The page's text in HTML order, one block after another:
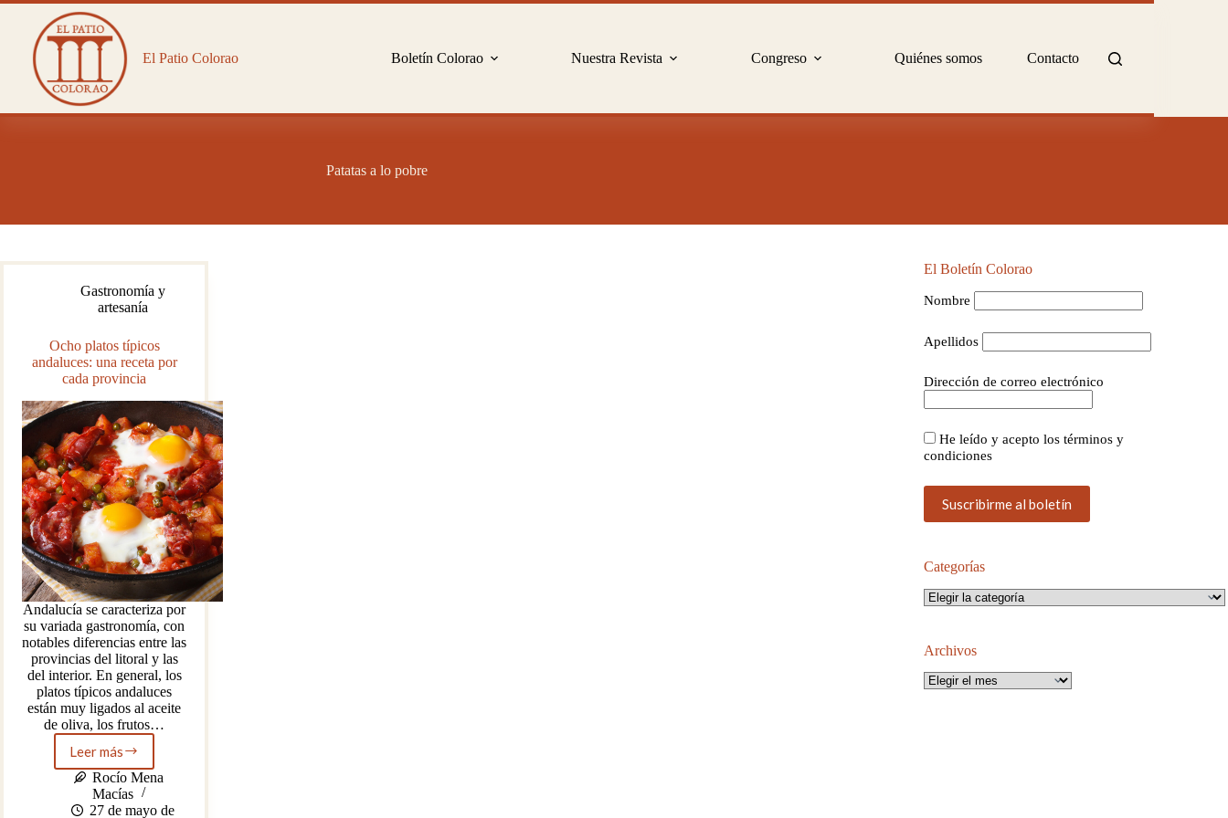
Saltar
contenido
El Patio Colorao
Boletín Colorao Nuestra Revista Congreso Quiénes somos Contacto
Patatas a lo pobre
Gastronomía y
artesanía
Ocho platos típicos
andaluces: una receta por
cada provincia
Andalucía se caracteriza por
su variada gastronomía, con
notables diferencias entre las
provincias del litoral y las
del interior. En general, los
platos típicos andaluces
están muy ligados al aceite
de oliva, los frutos…
Leer más
Ocho
platos
típicos
andaluces:
Rocío Mena
Macías
27 de mayo de
El Boletín Colorao
Nombre
Apellidos
Dirección de correo electrónico
He leído y acepto los términos y
condiciones
Categorías
Categorías
Archivos
Archivos